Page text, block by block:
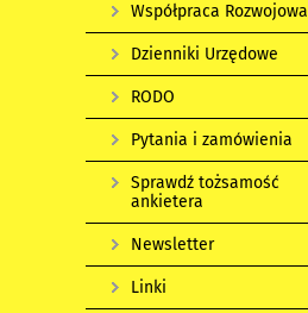
Współpraca Rozwojowa
Dzienniki Urzędowe
RODO
Pytania i zamówienia
Sprawdź tożsamość
ankietera
Newsletter
Linki